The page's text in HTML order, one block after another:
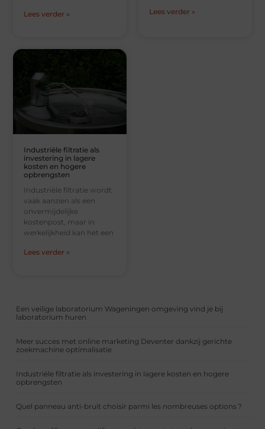
Lees verder » Lees verder »
Industriële filtratie als
investering in lagere
kosten en hogere
opbrengsten
Industriële filtratie wordt
vaak aanzien als een
onvermijdelijke
kostenpost, maar in
werkelijkheid kan het een
Lees verder »
Een veilige laboratorium Wageningen omgeving vind je bij
laboratorium huren
Meer succes met online marketing Deventer dankzij gerichte
zoekmachine optimalisatie
Industriële filtratie als investering in lagere kosten en hogere
opbrengsten
Quel panneau anti-bruit choisir parmi les nombreuses options ?